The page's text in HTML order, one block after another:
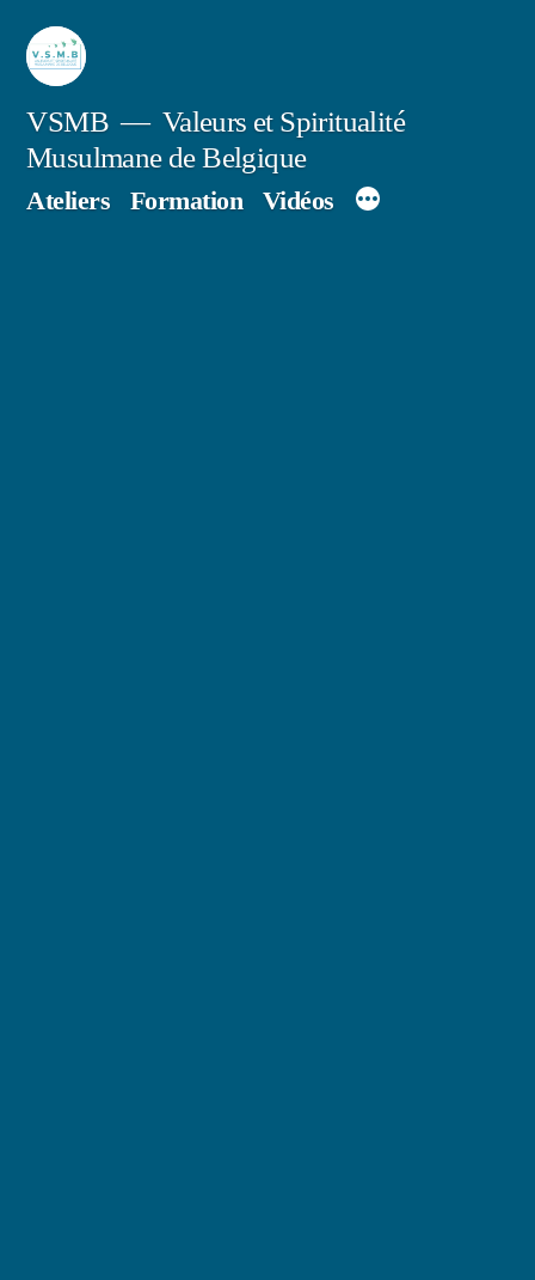
Skip
content
VSMB
Valeurs et Spiritualité
Musulmane de Belgique
Ateliers Formation Vidéos